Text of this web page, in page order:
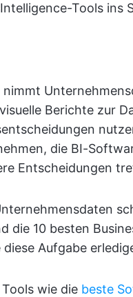
Tools ins
Berichte zur
die BI-
Entscheidungen
die 10 besten
Aufgabe
wie die beste